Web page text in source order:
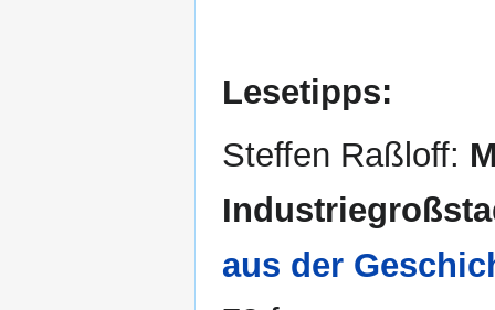
Lesetipps:
Steffen Raßloff:
aus der